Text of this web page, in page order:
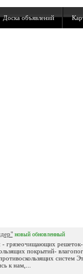
Доска объявлений
новый обновленный
- грязеочищающих решеток-
покрытий-
систем
к нам,...